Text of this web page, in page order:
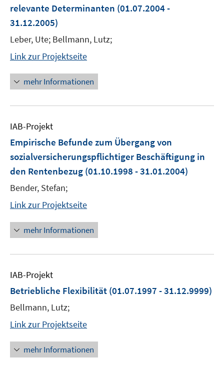
relevante Determinanten (01.07.2004 -
31.12.2005)
Leber, Ute; Bellmann, Lutz;
Link zur Projektseite
mehr Informationen
IAB-Projekt
Empirische Befunde zum Übergang von
sozialversicherungspflichtiger Beschäftigung in
den Rentenbezug (01.10.1998 - 31.01.2004)
Bender, Stefan;
Link zur Projektseite
mehr Informationen
IAB-Projekt
Betriebliche Flexibilität (01.07.1997 - 31.12.9999)
Bellmann, Lutz;
Link zur Projektseite
mehr Informationen